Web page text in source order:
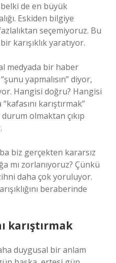
belki de en büyük
Eskiden bilgiye
seçemiyoruz. Bu
karışıklık yaratıyor.
medyada bir haber
yapmalısın” diyor,
Hangisi doğru? Hangisi
karıştırmak”
olmaktan çıkıp
biz gerçekten kararsız
mı zorlanıyoruz? Çünkü
daha çok yoruluyor.
beraberinde
karıştırmak
duygusal bir anlam